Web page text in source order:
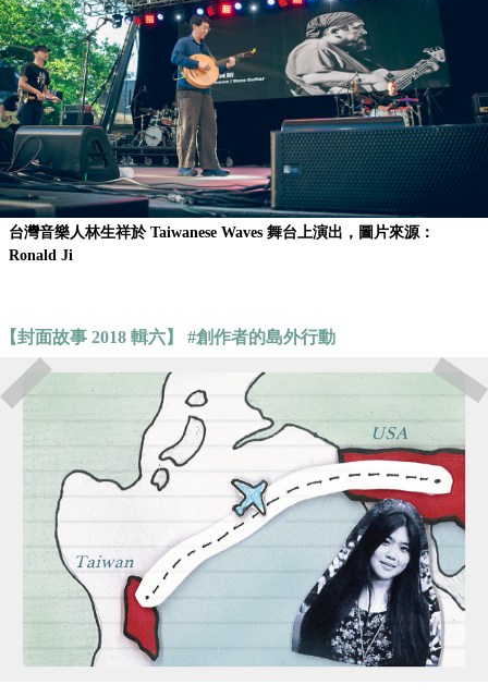
台灣音樂人林生祥於 Taiwanese Waves 舞台上演出，圖片來源：
Ronald Ji
【封面故事 2018 輯六】 #創作者的島外行動